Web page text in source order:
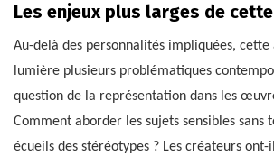
Les enjeux plus larges de
Au-delà des personnalités impliquées,
lumière plusieurs problématiques
question de la représentation dans les
Comment aborder les sujets sensibles sans
écueils des stéréotypes ? Les créateurs